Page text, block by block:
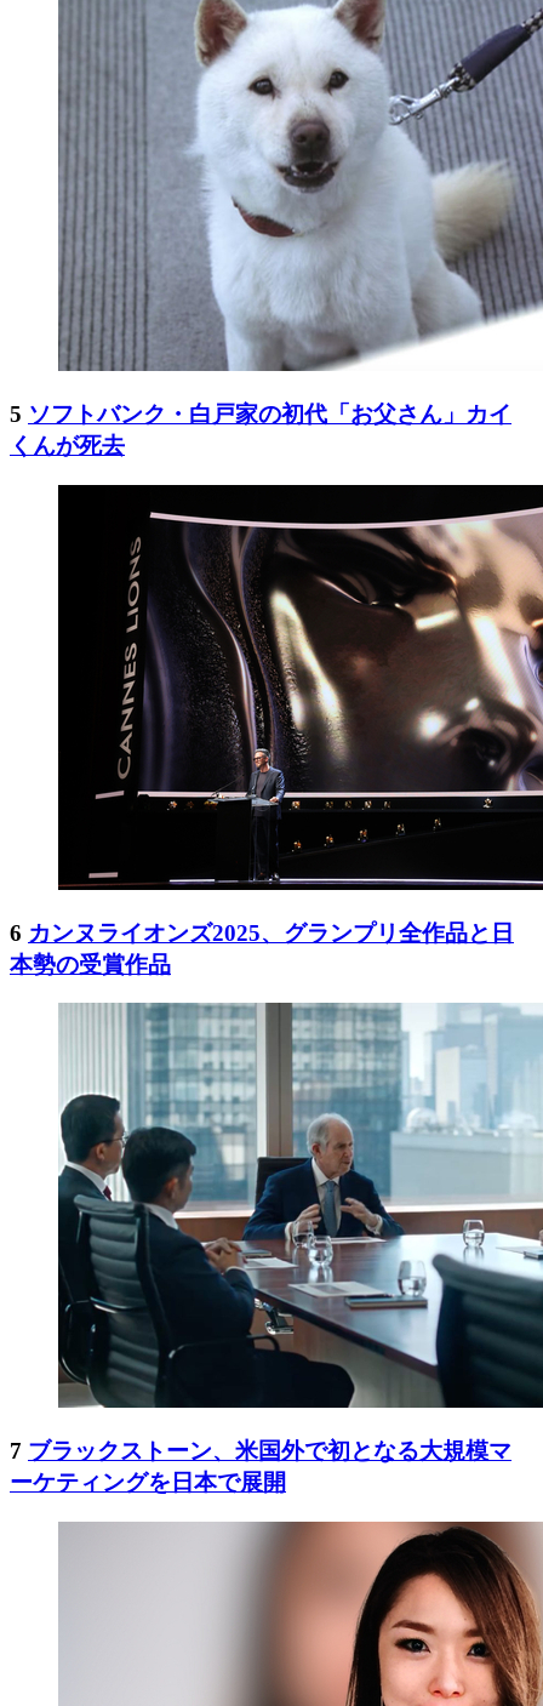
5 ソフトバンク・白戸家の初代「お父さん」カイ
くんが死去
6 カンヌライオンズ2025、グランプリ全作品と日
本勢の受賞作品
7 ブラックストーン、米国外で初となる大規模マ
ーケティングを日本で展開